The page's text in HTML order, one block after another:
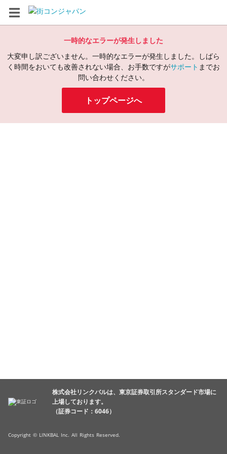
一時的なエラーが発生しました
大変申し訳ございません。一時的なエラーが発生しました。しばら
く時間をおいても改善されない場合、お手数ですがサポート までお
問い合わせください。
トップページへ
株式会社リンクバルは、東京証券取引所スタンダード市場に
上場しております。
（証券コード：6046）
Copyright © LINKBAL Inc. All Rights Reserved.